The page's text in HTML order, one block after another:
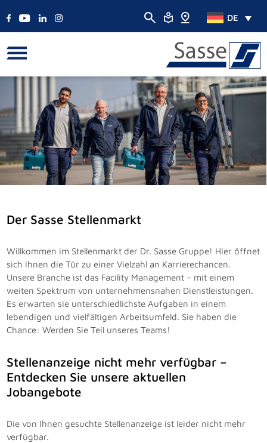
DE
Der Sasse Stellenmarkt
Willkommen im Stellenmarkt der Dr. Sasse Gruppe! Hier öffnet
sich Ihnen die Tür zu einer Vielzahl an Karrierechancen.
Unsere Branche ist das Facility Management – mit einem
weiten Spektrum von unternehmensnahen Dienstleistungen.
Es erwarten sie unterschiedlichste Aufgaben in einem
lebendigen und vielfältigen Arbeitsumfeld. Sie haben die
Chance: Werden Sie Teil unseres Teams!
Stellenanzeige nicht mehr verfügbar –
Entdecken Sie unsere aktuellen
Jobangebote
Die von Ihnen gesuchte Stellenanzeige ist leider nicht mehr
verfügbar.